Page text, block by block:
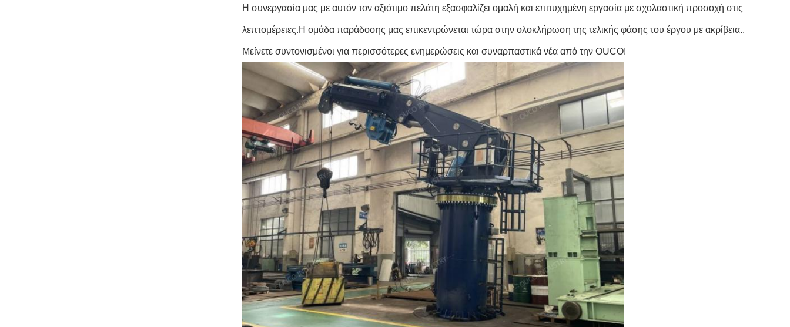
Η συνεργασία μας με αυτόν τον αξιότιμο πελάτη εξασφαλίζει ομαλή και επιτυχημένη εργασία με σχολαστική προσοχή στις
λεπτομέρειες.Η ομάδα παράδοσης μας επικεντρώνεται τώρα στην ολοκλήρωση της τελικής φάσης του έργου με ακρίβεια..
Μείνετε συντονισμένοι για περισσότερες ενημερώσεις και συναρπαστικά νέα από την OUCO!